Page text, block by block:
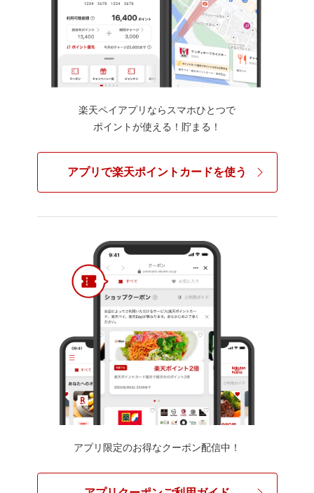
楽天ペイアプリならスマホひとつで
ポイントが使える！貯まる！
アプリで楽天ポイントカードを使う
アプリ限定のお得なクーポン配信中！